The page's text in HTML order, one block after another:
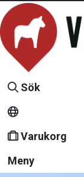
Sök
Varukorg
Meny